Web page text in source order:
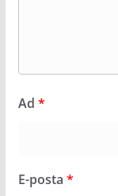
Ad *
E-posta *